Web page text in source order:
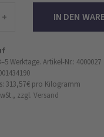
+
Werktage. Artikel-Nr.: 4000027
313,57 € pro Kilogramm
zzgl. Versand